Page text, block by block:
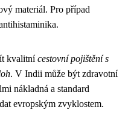
materiál. Pro případ
kvalitnícestovní pojištění s
. V Indii může být zdravotní
nákladná a standard
evropským zvyklostem.